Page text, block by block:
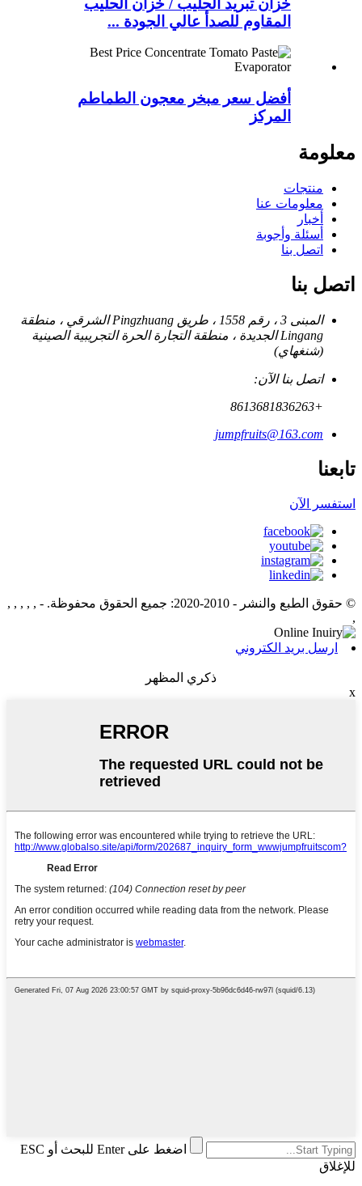
المقاوم للصدأ عالي الجودة ...
أفضل سعر مبخر معجون الطماطم
المركز
معلومة
منتجات
معلومات عنا
أخبار
أسئلة وأجوبة
اتصل بنا
اتصل بنا
المبنى 3 ، رقم 1558 ، طريق Pingzhuang الشرقي ، منطقة
Lingang الجديدة ، منطقة التجارة الحرة التجريبية الصينية
(شنغهاي)
اتصل بنا الآن:
+8613681836263
jumpfruits@163.com
تابعنا
استفسر الآن
© حقوق الطبع والنشر - 2010-2020: جميع الحقوق محفوظة.
- , , , , ,
,
ارسل بريد الكتروني
ذكري المظهر
x
اضغط على Enter للبحث أو ESC
للإغلاق